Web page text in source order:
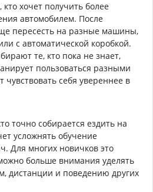
хочет получить более
автомобилем. После
пересесть на разные машины,
с автоматической коробкой.
те, кто пока не знает,
пользоваться разными
себя увереннее в
точно собирается ездить на
усложнять обучение
Для многих новичков это
больше внимания уделять
дистанции и поведению других